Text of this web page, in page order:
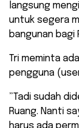
langsung
untuk segera
bangunan
​Tri meminta
pengguna
​”Tadi sudah
Ruang. Nanti